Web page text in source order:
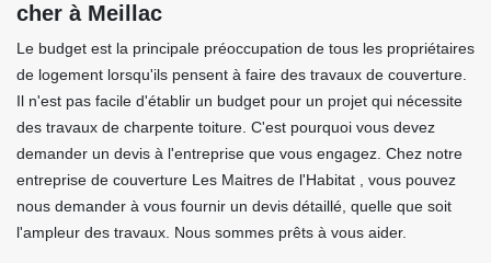
cher à Meillac
Le budget est la principale préoccupation de tous les propriétaires
de logement lorsqu'ils pensent à faire des travaux de couverture.
Il n'est pas facile d'établir un budget pour un projet qui nécessite
des travaux de charpente toiture. C'est pourquoi vous devez
demander un devis à l'entreprise que vous engagez. Chez notre
entreprise de couverture Les Maitres de l'Habitat , vous pouvez
nous demander à vous fournir un devis détaillé, quelle que soit
l'ampleur des travaux. Nous sommes prêts à vous aider.